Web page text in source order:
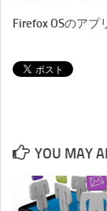
Firefox OSのアプ
YOU MAY